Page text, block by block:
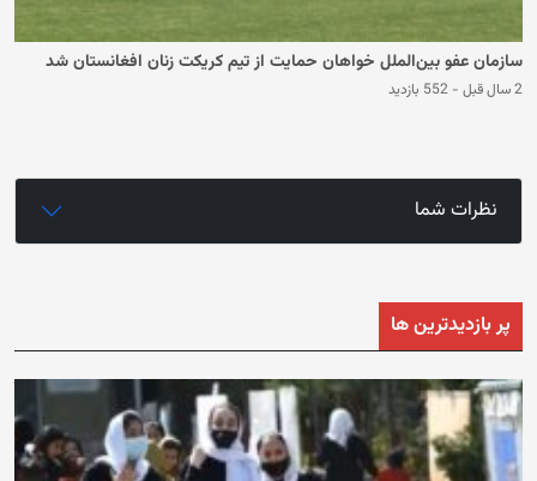
سازمان عفو بین‌الملل خواهان حمایت از تیم کریکت زنان افغانستان شد
2 سال قبل - 552 بازدید
نظرات شما
پر بازدیدترین ها